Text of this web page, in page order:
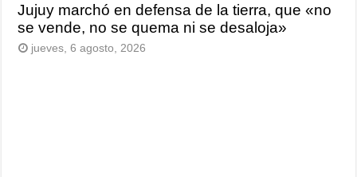
Jujuy marchó en defensa de la tierra, que «no
se vende, no se quema ni se desaloja»
jueves, 6 agosto, 2026